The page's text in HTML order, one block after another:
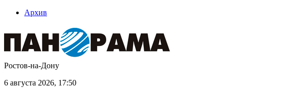
Архив
Ростов-на-Дону
6 августа 2026, 17:50